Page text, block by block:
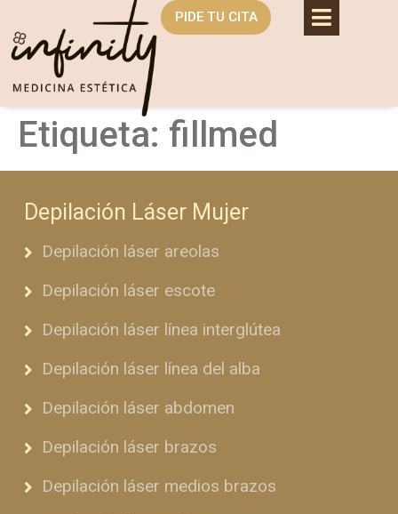
PIDE TU CITA
Etiqueta: fillmed
Depilación Láser Mujer
Depilación láser areolas
Depilación láser escote
Depilación láser línea interglútea
Depilación láser línea del alba
Depilación láser abdomen
Depilación láser brazos
Depilación láser medios brazos